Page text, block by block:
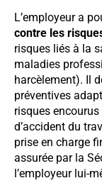
L’employeur a
contre les
risques liés à la
maladies
harcèlement). Il
préventives
risques
d’accident du
prise en charge
assurée par la
l’employeur lui-